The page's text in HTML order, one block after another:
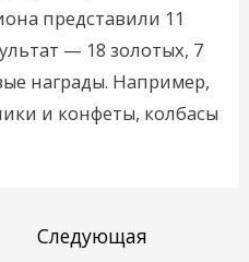
представили 11
— 18 золотых, 7
награды. Например,
и конфеты, колбасы
Следующая